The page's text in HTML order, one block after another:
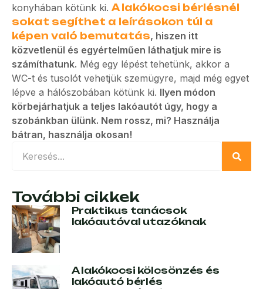
konyhában kötünk ki. A lakókocsi bérlésnél
sokat segíthet a leírásokon túl a
képen való bemutatás, hiszen itt
közvetlenül és egyértelműen láthatjuk mire is
számíthatunk. Még egy lépést tehetünk, akkor a
WC-t és tusolót vehetjük szemügyre, majd még egyet
lépve a hálószobában kötünk ki. Ilyen módon
körbejárhatjuk a teljes lakóautót úgy, hogy a
szobánkban ülünk. Nem rossz, mi? Használja
bátran, használja okosan!
További cikkek
Praktikus tanácsok
lakóautóval utazóknak
A lakókocsi kölcsönzés és
lakóautó bérlés